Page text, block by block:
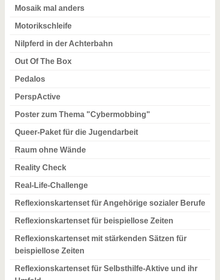
Mosaik mal anders
Motorikschleife
Nilpferd in der Achterbahn
Out Of The Box
Pedalos
PerspActive
Poster zum Thema "Cybermobbing"
Queer-Paket für die Jugendarbeit
Raum ohne Wände
Reality Check
Real-Life-Challenge
Reflexionskartenset für Angehörige sozialer Berufe
Reflexionskartenset für beispiellose Zeiten
Reflexionskartenset mit stärkenden Sätzen für
beispiellose Zeiten
Reflexionskartenset für Selbsthilfe-Aktive und ihr